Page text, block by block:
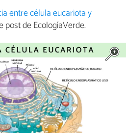
entre célula eucariota y
post de EcologíaVerde.